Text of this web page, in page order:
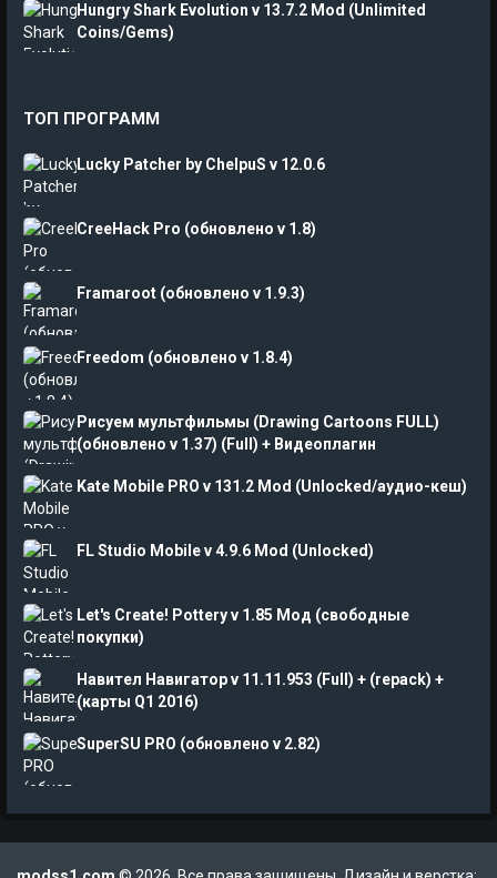
Hungry Shark Evolution v 13.7.2 Mod (Unlimited
Coins/Gems)
ТОП ПРОГРАММ
Lucky Patcher by ChelpuS v 12.0.6
CreeHack Pro (обновлено v 1.8)
Framaroot (обновлено v 1.9.3)
Freedom (обновлено v 1.8.4)
Рисуем мультфильмы (Drawing Cartoons FULL)
(обновлено v 1.37) (Full) + Видеоплагин
Kate Mobile PRO v 131.2 Mod (Unlocked/аудио-кеш)
FL Studio Mobile v 4.9.6 Mod (Unlocked)
Let's Create! Pottery v 1.85 Мод (свободные
покупки)
Навител Навигатор v 11.11.953 (Full) + (repack) +
(карты Q1 2016)
SuperSU PRO (обновлено v 2.82)